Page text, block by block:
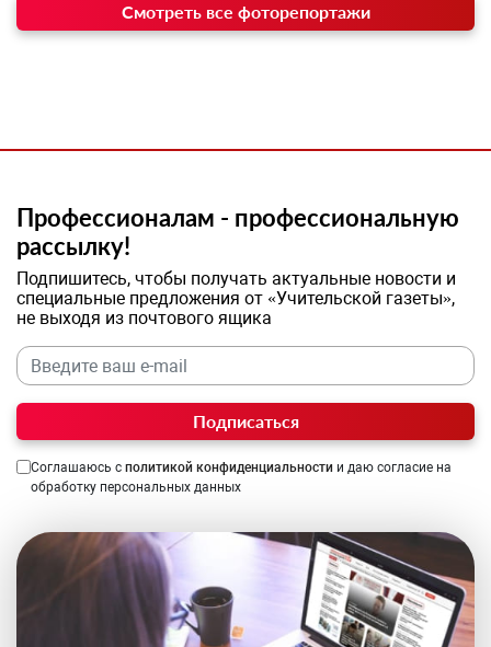
Смотреть все фоторепортажи
Профессионалам - профессиональную
рассылку!
Подпишитесь, чтобы получать актуальные новости и
специальные предложения от «Учительской газеты»,
не выходя из почтового ящика
Подписаться
Соглашаюсь с политикой конфиденциальности и даю согласие на
обработку персональных данных